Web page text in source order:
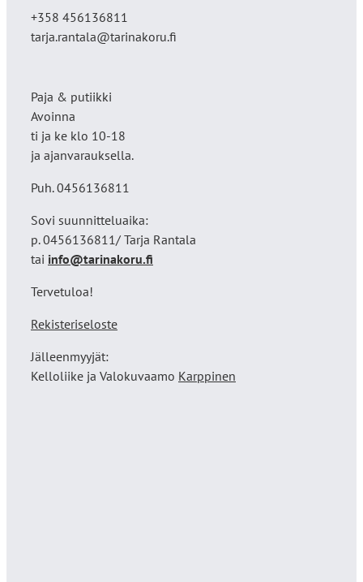
+358 456136811
tarja.rantala@tarinakoru.fi
Paja & putiikki
Avoinna
ti ja ke klo 10-18
ja ajanvarauksella.
Puh. 0456136811
Sovi suunnitteluaika:
p. 0456136811/ Tarja Rantala
tai info@tarinakoru.fi
Tervetuloa!
Rekisteriseloste
Jälleenmyyjät:
Kelloliike ja Valokuvaamo Karppinen